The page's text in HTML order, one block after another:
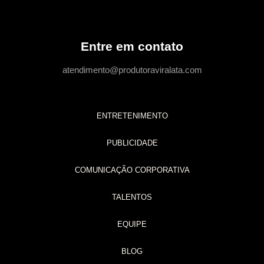
ENTRETENIMENTO
PUBLICIDADE
COMUNICAÇÃO CORPORATIVA
TALENTOS
EQUIPE
BLOG
Entre em contato
atendimento@produtoraviralata.com